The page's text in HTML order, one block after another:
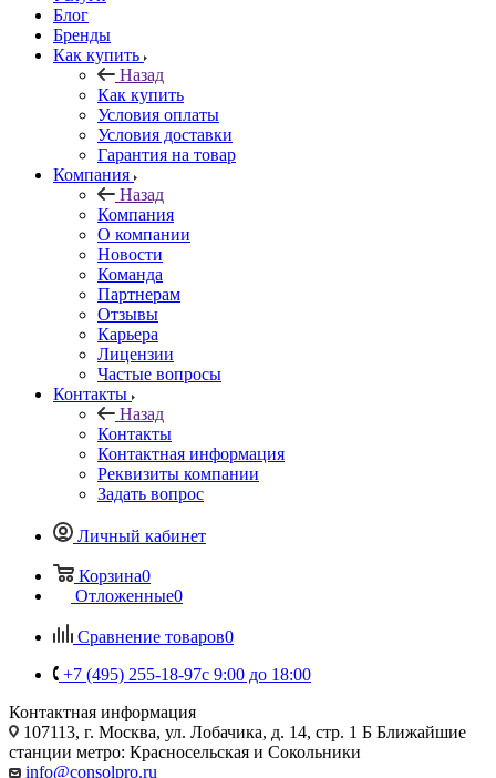
Блог
Бренды
Как купить
Назад
Как купить
Условия оплаты
Условия доставки
Гарантия на товар
Компания
Назад
Компания
О компании
Новости
Команда
Партнерам
Отзывы
Карьера
Лицензии
Частые вопросы
Контакты
Назад
Контакты
Контактная информация
Реквизиты компании
Задать вопрос
Личный кабинет
Корзина0
Отложенные0
Сравнение товаров0
+7 (495) 255-18-97с 9:00 до 18:00
Контактная информация
107113, г. Москва, ул. Лобачика, д. 14, стр. 1 Б Ближайшие
станции метро: Красносельская и Сокольники
info@consolpro.ru